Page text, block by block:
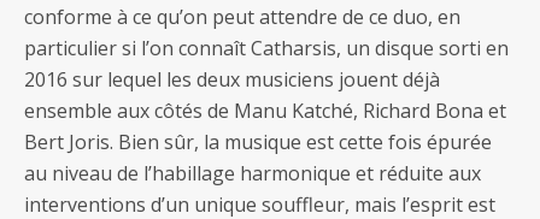
conforme à ce qu’on peut attendre de ce duo, en
particulier si l’on connaît Catharsis, un disque sorti en
2016 sur lequel les deux musiciens jouent déjà
ensemble aux côtés de Manu Katché, Richard Bona et
Bert Joris. Bien sûr, la musique est cette fois épurée
au niveau de l’habillage harmonique et réduite aux
interventions d’un unique souffleur, mais l’esprit est